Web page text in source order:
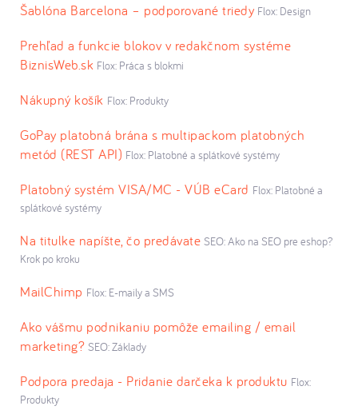
Šablóna Barcelona – podporované triedy Flox: Design
Prehľad a funkcie blokov v redakčnom systéme
BiznisWeb.sk Flox: Práca s blokmi
Nákupný košík Flox: Produkty
GoPay platobná brána s multipackom platobných
metód (REST API) Flox: Platobné a splátkové systémy
Platobný systém VISA/MC - VÚB eCard Flox: Platobné a
splátkové systémy
Na titulke napíšte, čo predávate SEO: Ako na SEO pre eshop?
Krok po kroku
MailChimp Flox: E-maily a SMS
Ako vášmu podnikaniu pomôže emailing / email
marketing? SEO: Základy
Podpora predaja - Pridanie darčeka k produktu Flox:
Produkty